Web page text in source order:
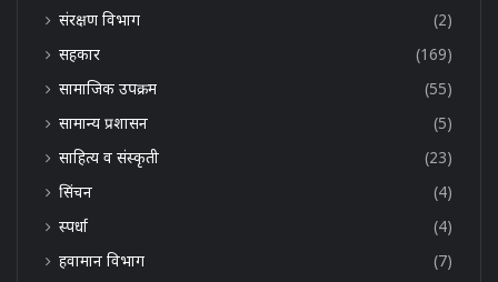
संरक्षण विभाग
(2)
सहकार
(169)
सामाजिक उपक्रम
(55)
सामान्य प्रशासन
(5)
साहित्य व संस्कृती
(23)
सिंचन
(4)
स्पर्धा
(4)
हवामान विभाग
(7)